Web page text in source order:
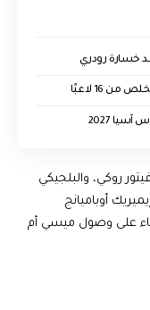
خسارة رودري
16 لاعبًا
2027
روكي، والبلجيكي
أوباميانج
على وصول ميسي أم